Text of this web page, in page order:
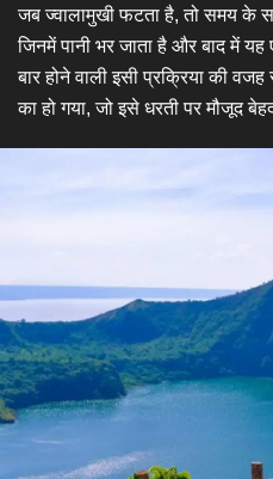
जब ज्वालामुखी फटता है, तो समय के
जिनमें पानी भर जाता है और बाद में
बार होने वाली इसी प्रक्रिया की
का हो गया, जो इसे धरती पर मौजूद